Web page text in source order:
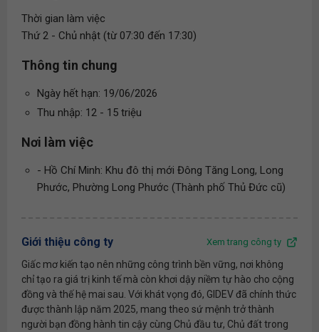
Thời gian làm việc
Thứ 2 - Chủ nhật (từ 07:30 đến 17:30)
Thông tin chung
Ngày hết hạn: 19/06/2026
Thu nhập: 12 - 15 triệu
Nơi làm việc
- Hồ Chí Minh: Khu đô thị mới Đông Tăng Long, Long
Phước, Phường Long Phước (Thành phố Thủ Đức cũ)
Giới thiệu công ty Xem trang công ty
Giấc mơ kiến tạo nên những công trình bền vững, nơi không
chỉ tạo ra giá trị kinh tế mà còn khơi dậy niềm tự hào cho cộng
đồng và thế hệ mai sau. Với khát vọng đó, GIDEV đã chính thức
được thành lập năm 2025, mang theo sứ mệnh trở thành
người bạn đồng hành tin cậy cùng Chủ đầu tư, Chủ đất trong